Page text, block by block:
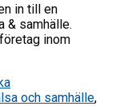
in till en
& samhälle.
inom
och samhälle,